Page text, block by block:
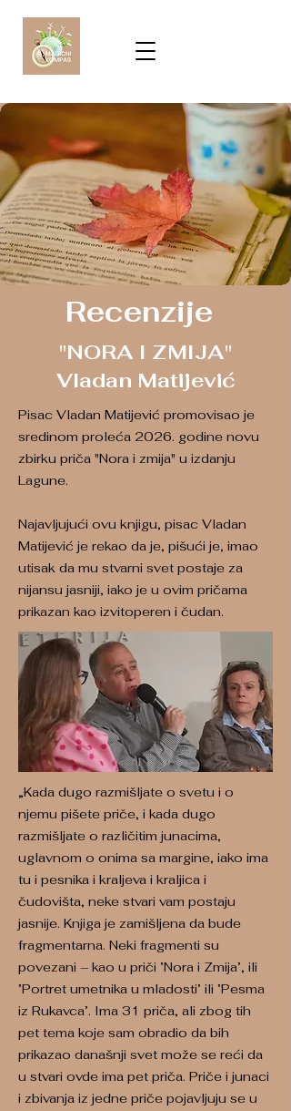
Recenzije
"NORA I ZMIJA"
Vladan Matijević
Pisac Vladan Matijević promovisao je
sredinom proleća 2026. godine novu
zbirku priča "Nora i zmija" u izdanju
Lagune.
Najavljujući ovu knjigu, pisac Vladan
Matijević je rekao da je, pišući je, imao
utisak da mu stvarni svet postaje za
nijansu jasniji, iako je u ovim pričama
prikazan kao izvitoperen i čudan.
„Kada dugo razmišljate o svetu i o
njemu pišete priče, i kada dugo
razmišljate o različitim junacima,
uglavnom o onima sa margine, iako ima
tu i pesnika i kraljeva i kraljica i
čudovišta, neke stvari vam postaju
jasnije. Knjiga je zamišljena da bude
fragmentarna. Neki fragmenti su
povezani – kao u priči ’Nora i Zmija’, ili
’Portret umetnika u mladosti’ ili ’Pesma
iz Rukavca’. Ima 31 priča, ali zbog tih
pet tema koje sam obradio da bih
prikazao današnji svet može se reći da
u stvari ovde ima pet priča. Priče i junaci
i zbivanja iz jedne priče pojavljuju se u